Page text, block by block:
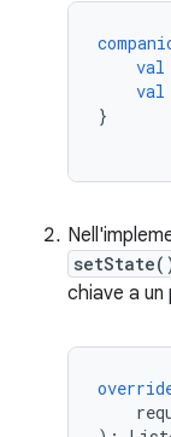
val
val
}
chiave a